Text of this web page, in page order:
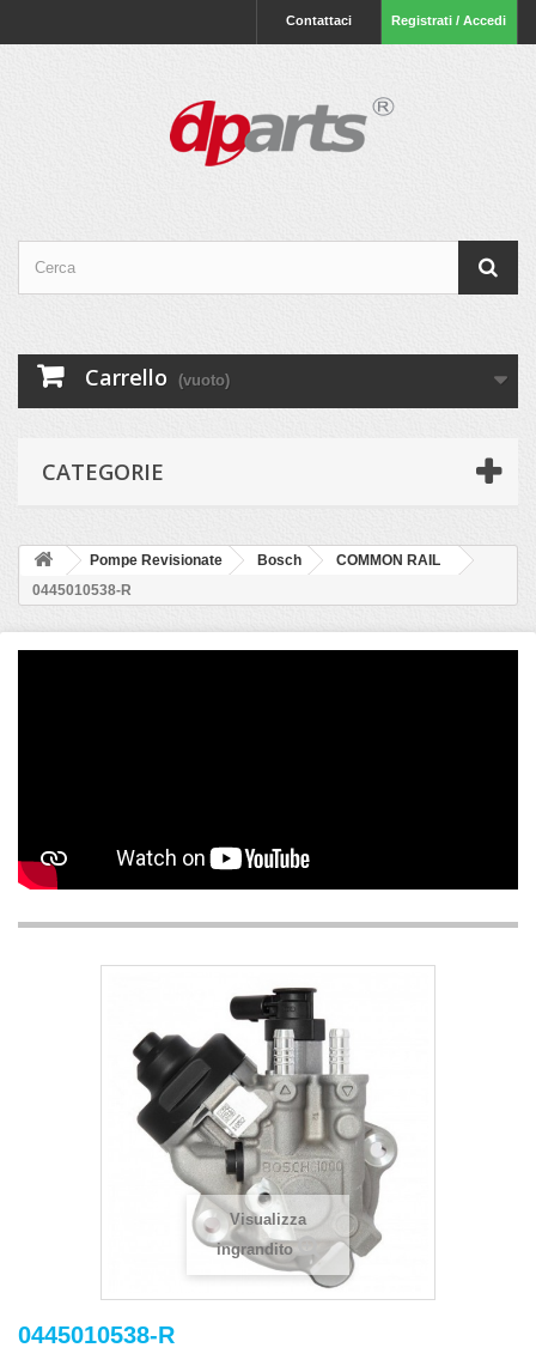
Registrati / Accedi
Contattaci
Carrello (vuoto)
CATEGORIE
Pompe Revisionate Bosch
COMMON RAIL
0445010538-R
Visualizza
ingrandito
0445010538-R